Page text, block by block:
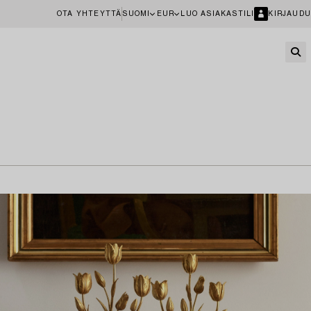
OTA YHTEYTTÄ SUOMI EUR LUO ASIAKASTILI KIRJAUDU